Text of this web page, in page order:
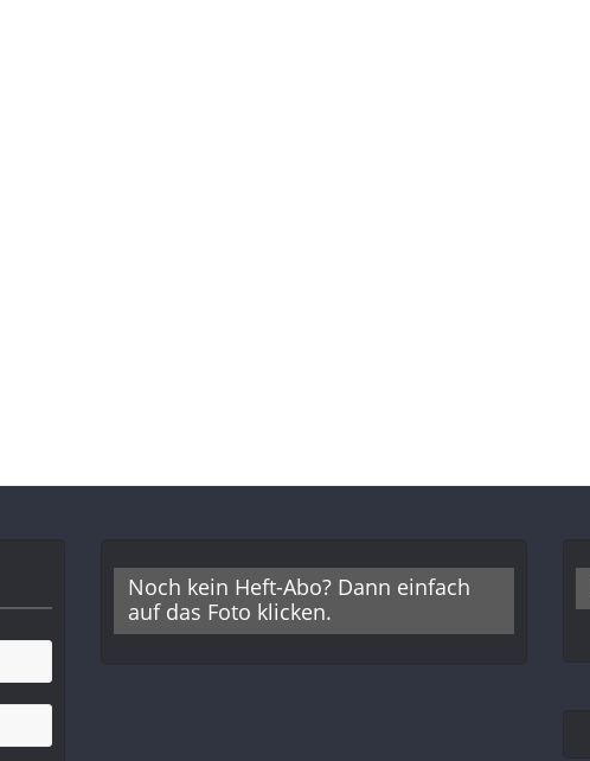
Noch kein Heft-Abo? Dann einfach
auf das Foto klicken.